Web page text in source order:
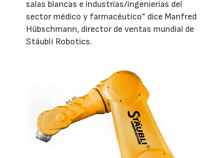
salas blancas e industrias/ingenierías del
sector médico y farmacéutico” dice Manfred
Hübschmann, director de ventas mundial de
Stäubli Robotics.